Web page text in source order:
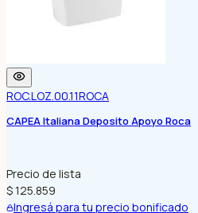
ROC.LOZ.00.11ROCA
CAPEA Italiana Deposito Apoyo Roca
Precio de lista
$ 125.859
Ingresá para tu precio bonificado